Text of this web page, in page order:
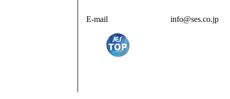
E-mail info@ses.co.jp